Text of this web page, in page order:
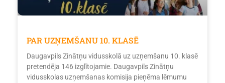
PAR UZŅEMŠANU 10. KLASĒ
Daugavpils Zinātņu vidusskolā uz uzņemšanu 10. klasē
pretendēja 146 izglītojamie. Daugavpils Zinātņu
vidusskolas uzņemšanas komisija pieņēma lēmumu